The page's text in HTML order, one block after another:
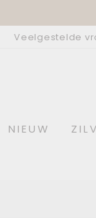
Veelgestelde
NIEUW